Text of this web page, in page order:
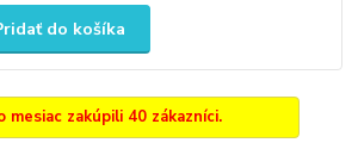
do košíka
mesiac zakúpili 40 zákazníci.